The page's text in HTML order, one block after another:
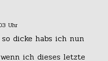
Uhr
dicke habs ich nun
ich dieses letzte